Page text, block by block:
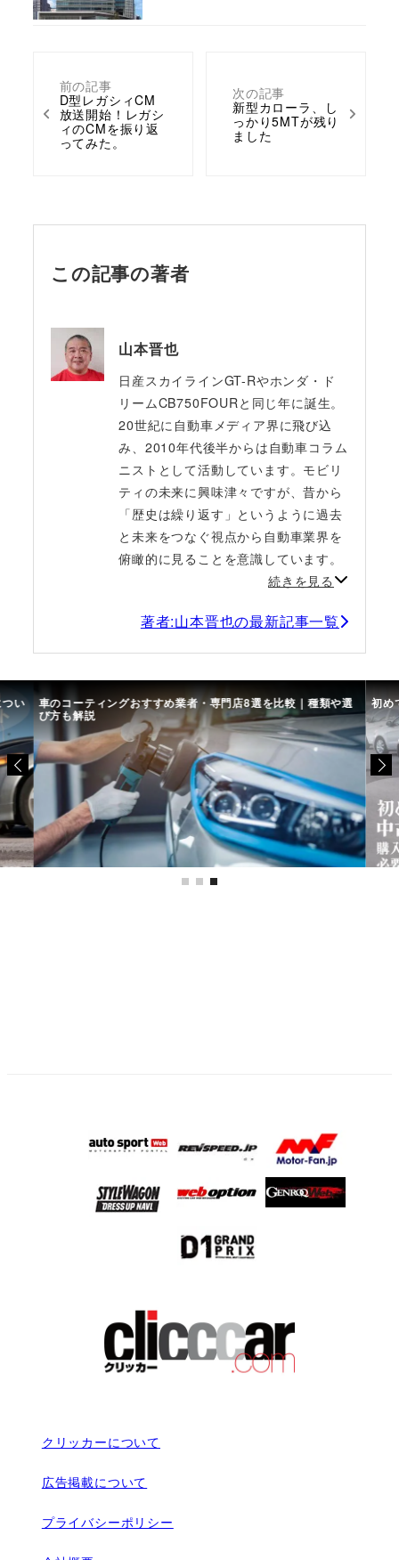
前の記事
D型レガシィCM
放送開始！レガシ
ィのCMを振り返
ってみた。
次の記事
新型カローラ、し
っかり5MTが残り
ました
この記事の著者
山本晋也
日産スカイラインGT-Rやホンダ・ド
リームCB750FOURと同じ年に誕生。
20世紀に自動車メディア界に飛び込
み、2010年代後半からは自動車コラム
ニストとして活動しています。モビリ
ティの未来に興味津々ですが、昔から
「歴史は繰り返す」というように過去
と未来をつなぐ視点から自動車業界を
俯瞰的に見ることを意識しています。
続きを見る
著者:山本晋也の最新記事一覧
い 車のコーティングおすすめ業者・専門店8選を比較｜種類や選
び方も解説
初め
クリッカーについて
広告掲載について
プライバシーポリシー